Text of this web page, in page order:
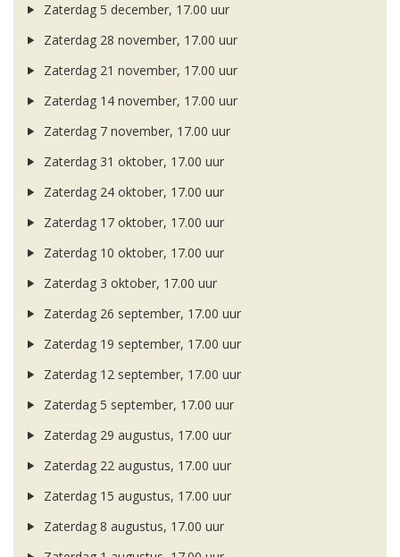
Zaterdag 5 december, 17.00 uur
Zaterdag 28 november, 17.00 uur
Zaterdag 21 november, 17.00 uur
Zaterdag 14 november, 17.00 uur
Zaterdag 7 november, 17.00 uur
Zaterdag 31 oktober, 17.00 uur
Zaterdag 24 oktober, 17.00 uur
Zaterdag 17 oktober, 17.00 uur
Zaterdag 10 oktober, 17.00 uur
Zaterdag 3 oktober, 17.00 uur
Zaterdag 26 september, 17.00 uur
Zaterdag 19 september, 17.00 uur
Zaterdag 12 september, 17.00 uur
Zaterdag 5 september, 17.00 uur
Zaterdag 29 augustus, 17.00 uur
Zaterdag 22 augustus, 17.00 uur
Zaterdag 15 augustus, 17.00 uur
Zaterdag 8 augustus, 17.00 uur